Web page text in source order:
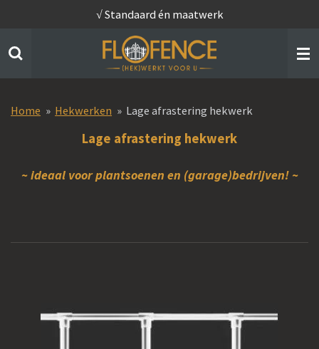
naar
√ Standaard én maatwerk
Home » Hekwerken » Lage afrastering hekwerk
Lage afrastering hekwerk
~ ideaal voor plantsoenen en (garage)bedrijven!~